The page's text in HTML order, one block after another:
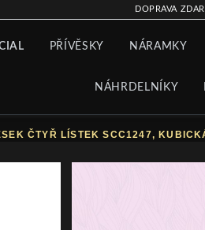
DOPRAVA
PŘÍVĚSKY NÁRAMKY
NÁHRDELNÍKY
ČTYŘ LÍSTEK SCC1247,